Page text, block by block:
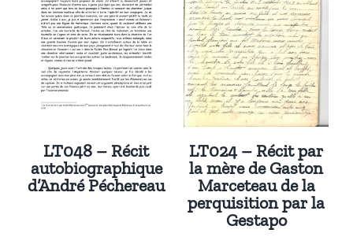
LT048 – Récit
autobiographique
d’André Péchereau
LT024 – Récit par
la mère de Gaston
Marceteau de la
perquisition par la
Gestapo